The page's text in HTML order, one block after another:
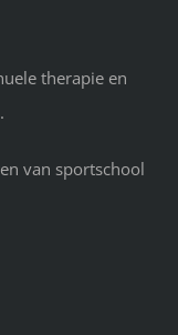
therapie en
van sportschool